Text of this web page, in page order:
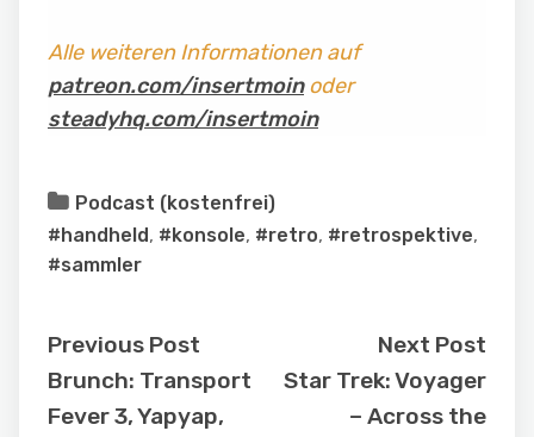
Alle weiteren Informationen auf
patreon.com/insertmoinoder
steadyhq.com/insertmoin
Podcast (kostenfrei)
#handheld, #konsole, #retro, #retrospektive,
#sammler
Previous Post
Brunch: Transport
Fever 3, Yapyap,
Next Post
Star Trek: Voyager
– Across the